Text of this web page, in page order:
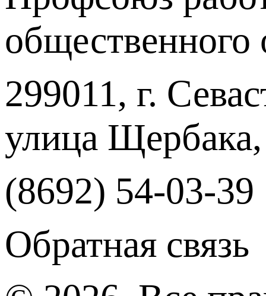
299011, г.
улица
(8692) 54-03-39
Обратная связь